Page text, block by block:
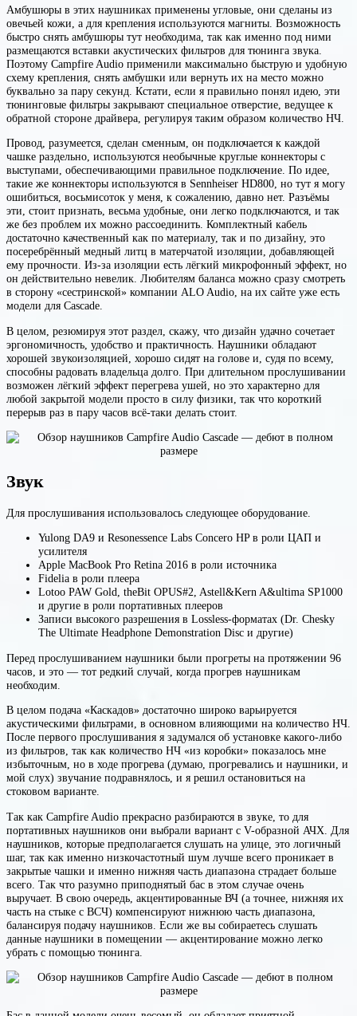
Амбушюры в этих наушниках применены угловые, они сделаны из
овечьей кожи, а для крепления используются магниты. Возможность
быстро снять амбушюры тут необходима, так как именно под ними
размещаются вставки акустических фильтров для тюнинга звука.
Поэтому Campfire Audio применили максимально быструю и удобную
схему крепления, снять амбушки или вернуть их на место можно
буквально за пару секунд. Кстати, если я правильно понял идею, эти
тюнинговые фильтры закрывают специальное отверстие, ведущее к
обратной стороне драйвера, регулируя таким образом количество НЧ.
Провод, разумеется, сделан сменным, он подключается к каждой
чашке раздельно, используются необычные круглые коннекторы с
выступами, обеспечивающими правильное подключение. По идее,
такие же коннекторы используются в Sennheiser HD800, но тут я могу
ошибиться, восьмисоток у меня, к сожалению, давно нет. Разъёмы
эти, стоит признать, весьма удобные, они легко подключаются, и так
же без проблем их можно рассоединить. Комплектный кабель
достаточно качественный как по материалу, так и по дизайну, это
посеребрённый медный литц в матерчатой изоляции, добавляющей
ему прочности. Из-за изоляции есть лёгкий микрофонный эффект, но
он действительно невелик. Любителям баланса можно сразу смотреть
в сторону «сестринской» компании ALO Audio, на их сайте уже есть
модели для Cascade.
В целом, резюмируя этот раздел, скажу, что дизайн удачно сочетает
эргономичность, удобство и практичность. Наушники обладают
хорошей звукоизоляцией, хорошо сидят на голове и, судя по всему,
способны радовать владельца долго. При длительном прослушивании
возможен лёгкий эффект перегрева ушей, но это характерно для
любой закрытой модели просто в силу физики, так что короткий
перерыв раз в пару часов всё-таки делать стоит.
Звук
Для прослушивания использовалось следующее оборудование.
Yulong DA9 и Resonessence Labs Concero HP в роли ЦАП и
усилителя
Apple MacBook Pro Retina 2016 в роли источника
Fidelia в роли плеера
Lotoo PAW Gold, theBit OPUS#2, Astell&Kern A&ultima SP1000
и другие в роли портативных плееров
Записи высокого разрешения в Lossless-форматах (Dr. Chesky
The Ultimate Headphone Demonstration Disc и другие)
Перед прослушиванием наушники были прогреты на протяжении 96
часов, и это — тот редкий случай, когда прогрев наушникам
необходим.
В целом подача «Каскадов» достаточно широко варьируется
акустическими фильтрами, в основном влияющими на количество НЧ.
После первого прослушивания я задумался об установке какого-либо
из фильтров, так как количество НЧ «из коробки» показалось мне
избыточным, но в ходе прогрева (думаю, прогревались и наушники, и
мой слух) звучание подравнялось, и я решил остановиться на
стоковом варианте.
Так как Campfire Audio прекрасно разбираются в звуке, то для
портативных наушников они выбрали вариант с V-образной АЧХ. Для
наушников, которые предполагается слушать на улице, это логичный
шаг, так как именно низкочастотный шум лучше всего проникает в
закрытые чашки и именно нижняя часть диапазона страдает больше
всего. Так что разумно приподнятый бас в этом случае очень
выручает. В свою очередь, акцентированные ВЧ (а точнее, нижняя их
часть на стыке с ВСЧ) компенсируют нижнюю часть диапазона,
балансируя подачу наушников. Если же вы собираетесь слушать
данные наушники в помещении — акцентирование можно легко
убрать с помощью тюнинга.